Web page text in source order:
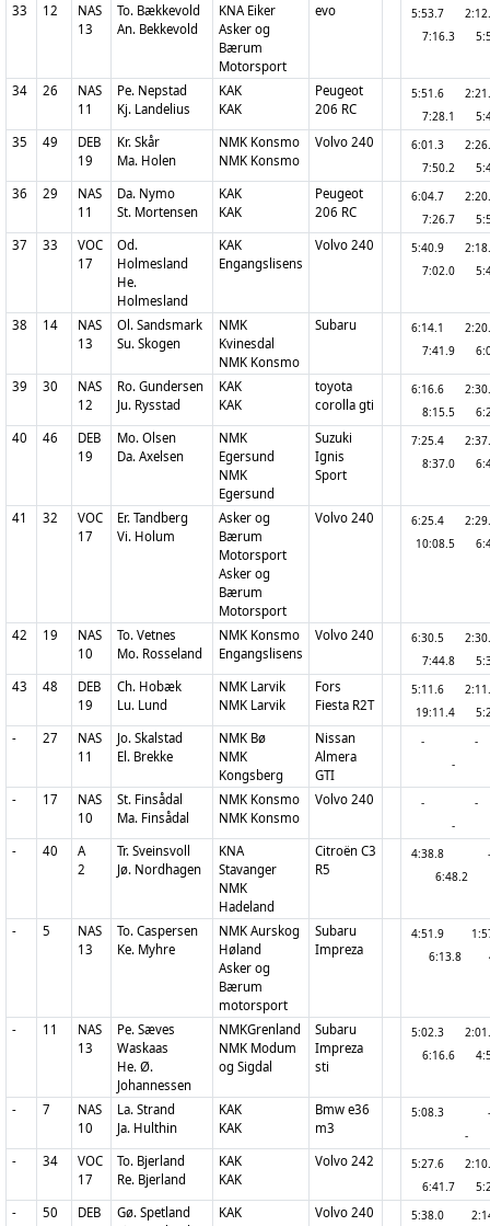
33 12
NAS
13
To. Bækkevold
An. Bekkevold
KNA Eiker
Asker og
Bærum
Motorsport
evo 5:53.7
7:16.3
34 26
NAS
11
Pe. Nepstad
Kj. Landelius
KAK
KAK
Peugeot
206 RC
5:51.6
7:28.1
35 49
DEB
19
Kr. Skår
Ma. Holen
NMK Konsmo
NMK Konsmo
Volvo 240 6:01.3
7:50.2
36 29
NAS
11
Da. Nymo
St. Mortensen
KAK
KAK
Peugeot
206 RC
6:04.7
7:26.7
37 33
VOC
17
Od.
Holmesland
He.
Holmesland
KAK
Engangslisens
Volvo 240 5:40.9
7:02.0
38 14
NAS
13
Ol. Sandsmark
Su. Skogen
NMK
Kvinesdal
NMK Konsmo
Subaru 6:14.1
7:41.9
39 30
NAS
12
Ro. Gundersen
Ju. Rysstad
KAK
KAK
toyota
corolla gti
6:16.6
8:15.5
40 46
DEB
19
Mo. Olsen
Da. Axelsen
NMK
Egersund
NMK
Egersund
Suzuki
Ignis
Sport
7:25.4
8:37.0
41 32
VOC
17
Er. Tandberg
Vi. Holum
Asker og
Bærum
Motorsport
Asker og
Bærum
Motorsport
Volvo 240 6:25.4
10:08.5
42 19
NAS
10
To. Vetnes
Mo. Rosseland
NMK Konsmo
Engangslisens
Volvo 240 6:30.5
7:44.8
43 48
DEB
19
Ch. Hobæk
Lu. Lund
NMK Larvik
NMK Larvik
Fors
Fiesta R2T
5:11.6
19:11.4
- 27
NAS
11
Jo. Skalstad
El. Brekke
NMK Bø
NMK
Kongsberg
Nissan
Almera
GTI
-
-
-
- 17
NAS
10
St. Finsådal
Ma. Finsådal
NMK Konsmo
NMK Konsmo
Volvo 240 -
-
-
- 40
A
2
Tr. Sveinsvoll
Jø. Nordhagen
KNA
Stavanger
NMK
Hadeland
Citroën C3
R5
4:38.8
6:48.2
- 5
NAS
13
To. Caspersen
Ke. Myhre
NMK Aurskog
Høland
Asker og
Bærum
motorsport
Subaru
Impreza
4:51.9
6:13.8
- 11
NAS
13
Pe. Sæves
Waskaas
He. Ø.
Johannessen
NMKGrenland
NMK Modum
og Sigdal
Subaru
Impreza
sti
5:02.3
6:16.6
- 7
NAS
10
La. Strand
Ja. Hulthin
KAK
KAK
Bmw e36
m3
5:08.3
-
- 34
VOC
17
To. Bjerland
Re. Bjerland
KAK
KAK
Volvo 242 5:27.6
6:41.7
- 50
DEB
Gø. Spetland
KAK
Volvo 240 5:38.0